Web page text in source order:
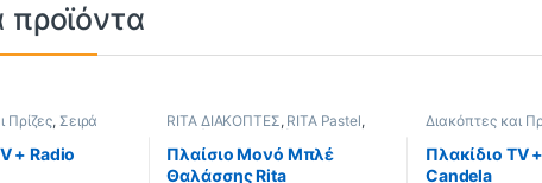
προϊόντα
Πρίζες, Σειρά
+ Radio
RITA ΔΙΑΚΟΠΤΕΣ, RITA Pastel,
Διακόπτες και Πρίζες
Πλαίσιο Μονό Μπλέ
Θαλάσσης Rita
Διακόπτες και
Πλακίδιο TV
Candela